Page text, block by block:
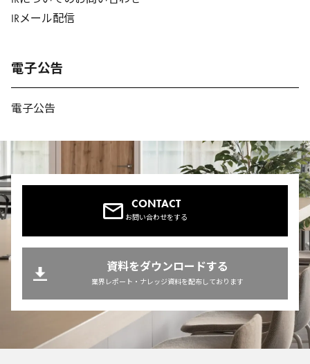
IRメール配信
電子公告
電子公告
CONTACT
お問い合わせをする
資料をダウンロードする
業界レポート・ナレッジ資料を配布しております